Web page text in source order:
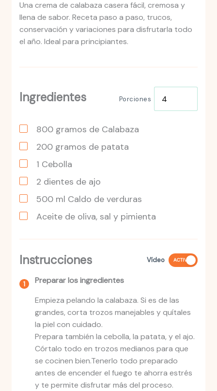
Una crema de calabaza casera fácil, cremosa y
llena de sabor. Receta paso a paso, trucos,
conservación y variaciones para disfrutarla todo
el año. Ideal para principiantes.
Ingredientes Porciones
800 gramos de Calabaza
200 gramos de patata
1 Cebolla
2 dientes de ajo
500 ml Caldo de verduras
Aceite de oliva, sal y pimienta
Instrucciones Vídeo ACTIVO
Preparar los ingredientes
Empieza pelando la calabaza. Si es de las
grandes, corta trozos manejables y quítales
la piel con cuidado.
Prepara también la cebolla, la patata, y el ajo.
Córtalo todo en trozos medianos para que
se cocinen bien.Tenerlo todo preparado
antes de encender el fuego te ahorra estrés
y te permite disfrutar más del proceso.